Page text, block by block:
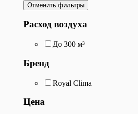
Отменить фильтры
Расход воздуха
До 300 м³
Бренд
Royal Clima
Цена